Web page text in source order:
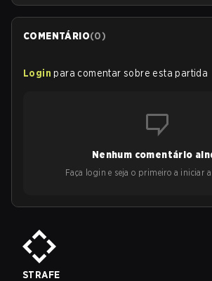
COMENTÁRIO(0)
Login para comentar sobre esta partida
Nenhum comentário
Faça login e seja o primeiro a iniciar a
STRAFE